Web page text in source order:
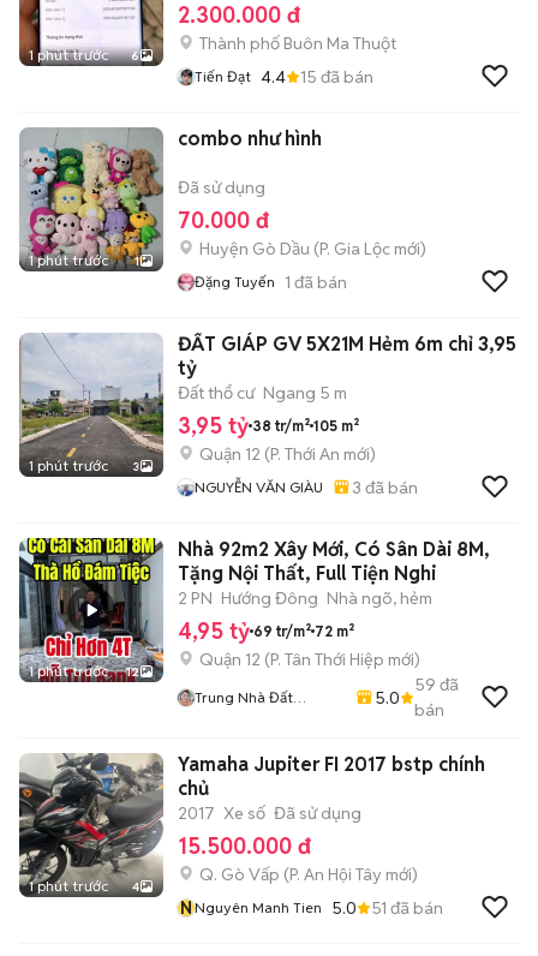
1 phút trước 6
2.300.000 đ
Thành phố Buôn Ma Thuột
Tiến Đạt 4.4 15 đã bán
1 phút trước 1
combo như hình
Đã sử dụng
70.000 đ
Huyện Gò Dầu (P. Gia Lộc mới)
Đặng Tuyến 1 đã bán
1 phút trước 3
ĐẤT GIÁP GV 5X21M Hẻm 6m chỉ 3,95
tỷ
Đất thổ cư Ngang 5 m
3,95 tỷ 38 tr/m² 105 m²
Quận 12 (P. Thới An mới)
NGUYỄN VĂN GIÀU 3 đã bán
1 phút trước 12
Nhà 92m2 Xây Mới, Có Sân Dài 8M,
Tặng Nội Thất, Full Tiện Nghi
2 PN Hướng Đông Nhà ngõ, hẻm
4,95 tỷ 69 tr/m² 72 m²
Quận 12 (P. Tân Thới Hiệp mới)
Trung Nhà Đất
5.0
59 đã
bán
1 phút trước 4
Yamaha Jupiter FI 2017 bstp chính
chủ
2017 Xe số Đã sử dụng
15.500.000 đ
Q. Gò Vấp (P. An Hội Tây mới)
NNguyên Manh Tien 5.0 51 đã bán